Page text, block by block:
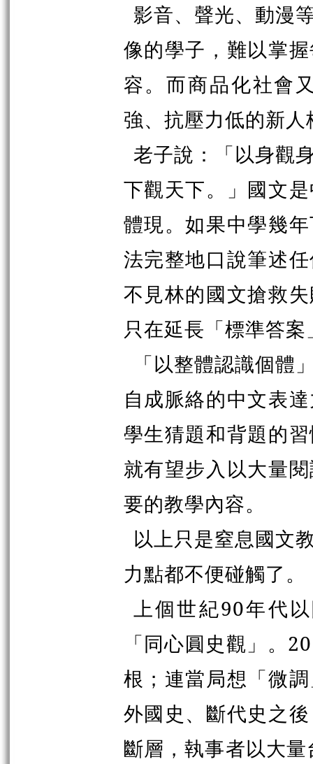
影音、聲光、動漫
像的學子，難以掌
容。而商品化社會
強、抗壓力低的新人
老子說：「以身觀
下觀天下。」國文
體現。如果中學幾
法完整地口說筆述
不見林的國文搶救
只在延長「標準答
「以整體認識個體
自成脈絡的中文表
學生猜題和背題的
就有望步入以大量
要的教學內容。
以上只是窒息國文
力點都不便碰觸了。
上個世紀90年代
「同心圓史觀」。
根；連當局想「微
外國史、斷代史之
斷層，執事者以大量